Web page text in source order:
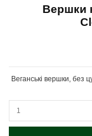
Вершки
Веганські вершки, без